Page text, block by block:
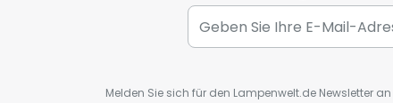
Melden Sie sich für den Lampenwelt.de Newsletter